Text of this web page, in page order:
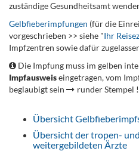
zuständige Gesundheitsamt
Gelbfieberimpfungen (für die
vorgeschrieben >> siehe "Ihr
Impfzentren sowie dafür
Die Impfung muss im gelben
Impfausweiseingetragen, vom
beglaubigt sein
runder Stempel !
Übersicht
Übersicht der tropen-
weitergebildeten Ärzte